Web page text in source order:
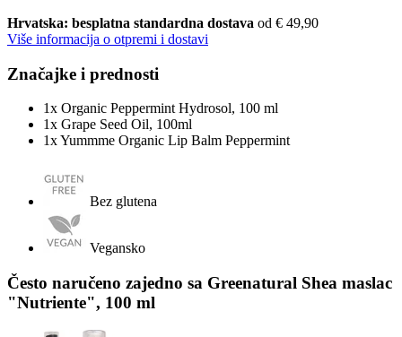
Hrvatska: besplatna standardna dostava od € 49,90
Više informacija o otpremi i dostavi
Značajke i prednosti
1x Organic Peppermint Hydrosol, 100 ml
1x Grape Seed Oil, 100ml
1x Yummme Organic Lip Balm Peppermint
Bez glutena
Vegansko
Često naručeno zajedno sa Greenatural Shea maslac
"Nutriente", 100 ml